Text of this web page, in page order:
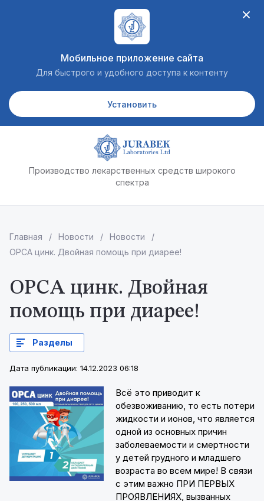
Мобильное приложение сайта
Для быстрого и удобного доступа к контенту
Установить
Производство лекарственных средств широкого
спектра
Главная / Новости / Новости
/
ОРСА цинк. Двойная помощь при диарее!
ОРСА цинк. Двойная
помощь при диарее!
Разделы
Дата публикации: 14.12.2023 06:18
Всё это приводит к
обезвоживанию, то есть потери
жидкости и ионов, что является
одной из основных причин
заболеваемости и смертности
у детей грудного и младшего
возраста во всем мире! В связи
с этим важно ПРИ ПЕРВЫХ
ПРОЯВЛЕНИЯХ, вызванных